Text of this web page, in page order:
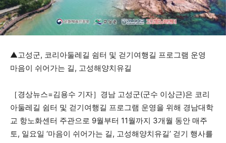
▲고성군, 코리아둘레길 쉼터 및 걷기여행길 프로그램 운영
마음이 쉬어가는 길, 고성해양치유길
［경상뉴스=김용수 기자］경남 고성군(군수 이상근)은 코리
아둘레길 쉼터 및 걷기여행길 프로그램 운영을 위해 경남대학
교 항노화센터 주관으로 9월부터 11월까지 3개월 동안 매주
토, 일요일 ‘마음이 쉬어가는 길, 고성해양치유길’ 걷기 행사를